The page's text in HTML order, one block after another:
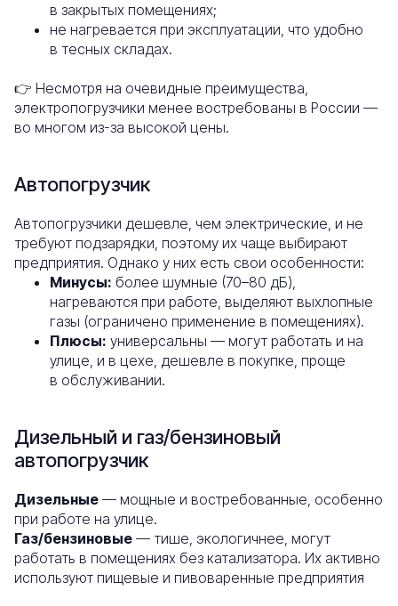
в закрытых помещениях;
не нагревается при эксплуатации, что удобно
в тесных складах.
👉 Несмотря на очевидные преимущества,
электропогрузчики менее востребованы в России —
во многом из-за высокой цены.
Автопогрузчик
Автопогрузчики дешевле, чем электрические, и не
требуют подзарядки, поэтому их чаще выбирают
предприятия. Однако у них есть свои особенности:
Минусы: более шумные (70–80 дБ),
нагреваются при работе, выделяют выхлопные
газы (ограничено применение в помещениях).
Плюсы: универсальны — могут работать и на
улице, и в цехе, дешевле в покупке, проще
в обслуживании.
Дизельный и газ/бензиновый
автопогрузчик
Дизельные — мощные и востребованные, особенно
при работе на улице.
Газ/бензиновые — тише, экологичнее, могут
работать в помещениях без катализатора. Их активно
используют пищевые и пивоваренные предприятия